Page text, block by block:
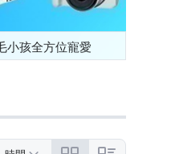
小孩全方位寵愛